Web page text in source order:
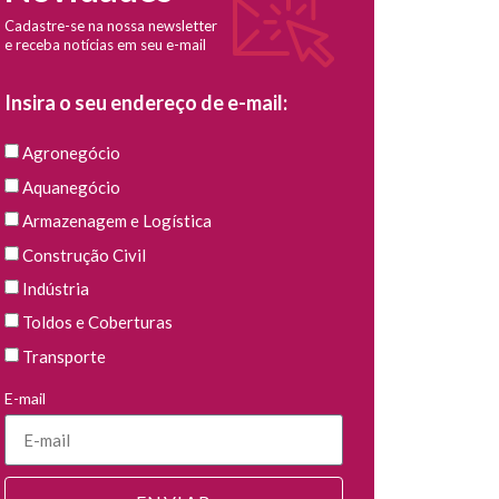
Cadastre-se na nossa newsletter
e receba notícias em seu e-mail
Insira o seu endereço de e-mail:
Agronegócio
Aquanegócio
Armazenagem e Logística
Construção Civil
Indústria
Toldos e Coberturas
Transporte
E-mail